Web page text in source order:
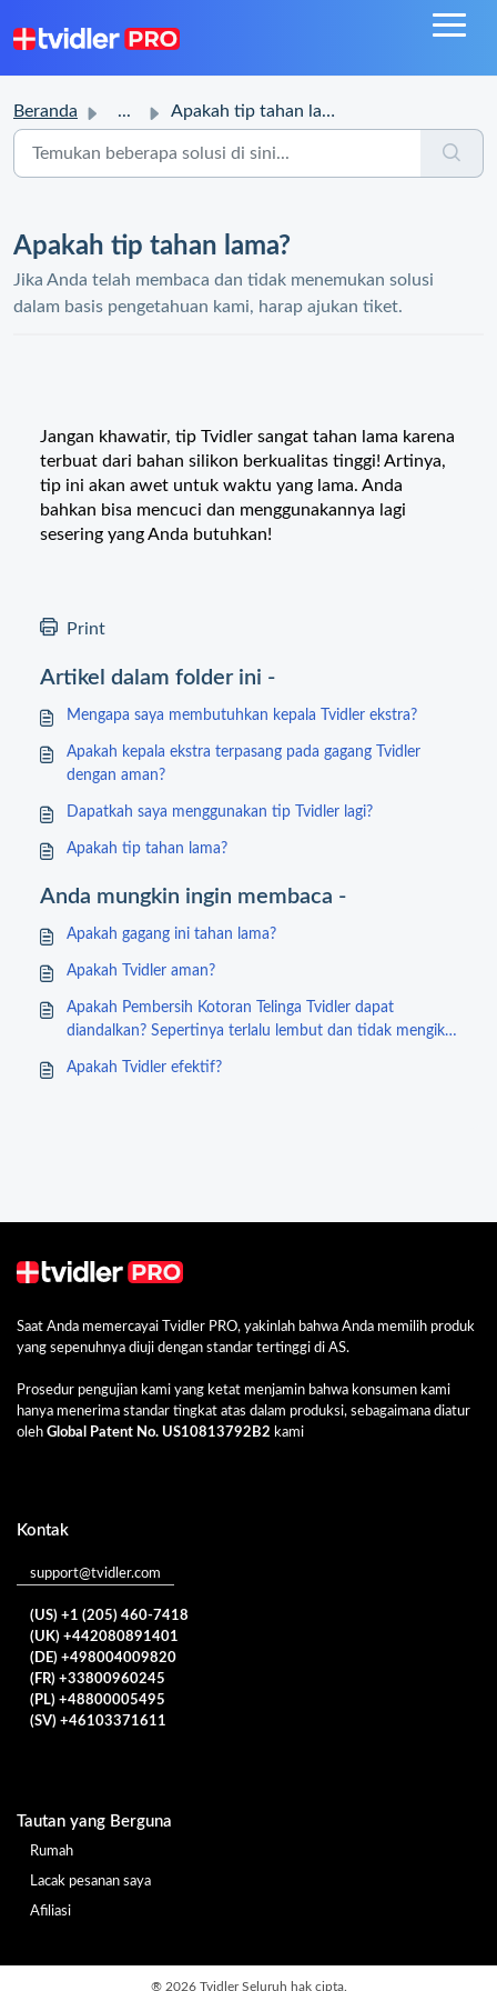
Beranda ... Apakah tip tahan lama?
Apakah tip tahan lama?
Jika Anda telah membaca dan tidak menemukan solusi
dalam basis pengetahuan kami, harap ajukan tiket.
Jangan khawatir, tip Tvidler sangat tahan lama karena
terbuat dari bahan silikon berkualitas tinggi! Artinya,
tip ini akan awet untuk waktu yang lama. Anda
bahkan bisa mencuci dan menggunakannya lagi
sesering yang Anda butuhkan!
Print
Artikel dalam folder ini -
Mengapa saya membutuhkan kepala Tvidler ekstra?
Apakah kepala ekstra terpasang pada gagang Tvidler
dengan aman?
Dapatkah saya menggunakan tip Tvidler lagi?
Apakah tip tahan lama?
Anda mungkin ingin membaca -
Apakah gagang ini tahan lama?
Apakah Tvidler aman?
Apakah Pembersih Kotoran Telinga Tvidler dapat
diandalkan? Sepertinya terlalu lembut dan tidak mengikis
Apakah Tvidler efektif?
Saat Anda memercayai Tvidler PRO, yakinlah bahwa Anda memilih produk
yang sepenuhnya diuji dengan standar tertinggi di AS.
Prosedur pengujian kami yang ketat menjamin bahwa konsumen kami
hanya menerima standar tingkat atas dalam produksi, sebagaimana diatur
oleh Global Patent No. US10813792B2 kami
Kontak
support@tvidler.com
(US) +1 (205) 460-7418
(UK) +442080891401
(DE) +498004009820
(FR) +33800960245
(PL) +48800005495
(SV) +46103371611
Tautan yang Berguna
Rumah
Lacak pesanan saya
Afiliasi
® 2026 Tvidler Seluruh hak cipta.